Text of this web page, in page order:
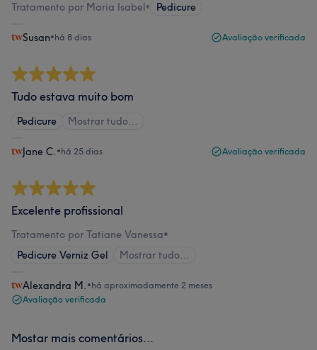
Tratamento por Maria Isabel• Pedicure
Susan•há 8 dias Avaliação verificada
Tudo estava muito bom
Pedicure Mostrar tudo…
Jane C. •há 25 dias Avaliação verificada
Excelente profissional
Tratamento por Tatiane Vanessa•
Pedicure Verniz Gel
Mostrar tudo…
Alexandra M. •há aproximadamente 2 meses
Avaliação verificada
Mostar mais comentários...